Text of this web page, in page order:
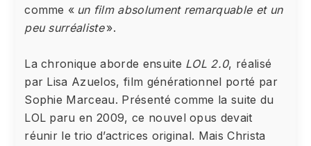
comme « un film absolument remarquable et un
peu surréaliste».
La chronique aborde ensuite LOL 2.0, réalisé
par Lisa Azuelos, film générationnel porté par
Sophie Marceau. Présenté comme la suite du
LOL paru en 2009, ce nouvel opus devait
réunir le trio d’actrices original. Mais Christa